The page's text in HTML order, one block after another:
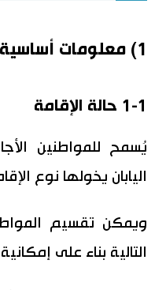
1) معلومات أساسية قبل بدء العمل
1-1 حالة الإقامة
يُسمح للمواطنين
اليابان يخولها نوع
ويمكن تقسيم
التالية بناء على